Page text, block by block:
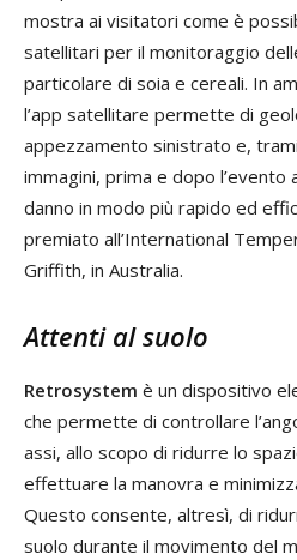
mostra ai visitatori come è
satellitari per il monitoraggio
particolare di soia e cereali. In
l’app satellitare permette di
appezzamento sinistrato e,
immagini, prima e dopo
danno in modo più rapido ed
premiato all’International
Griffith, in Australia.
Attenti al suolo
Retrosystem è un dispositivo
che permette di controllare
assi, allo scopo di ridurre lo
effettuare la manovra e
Questo consente, altresì, di
suolo durante il movimento del